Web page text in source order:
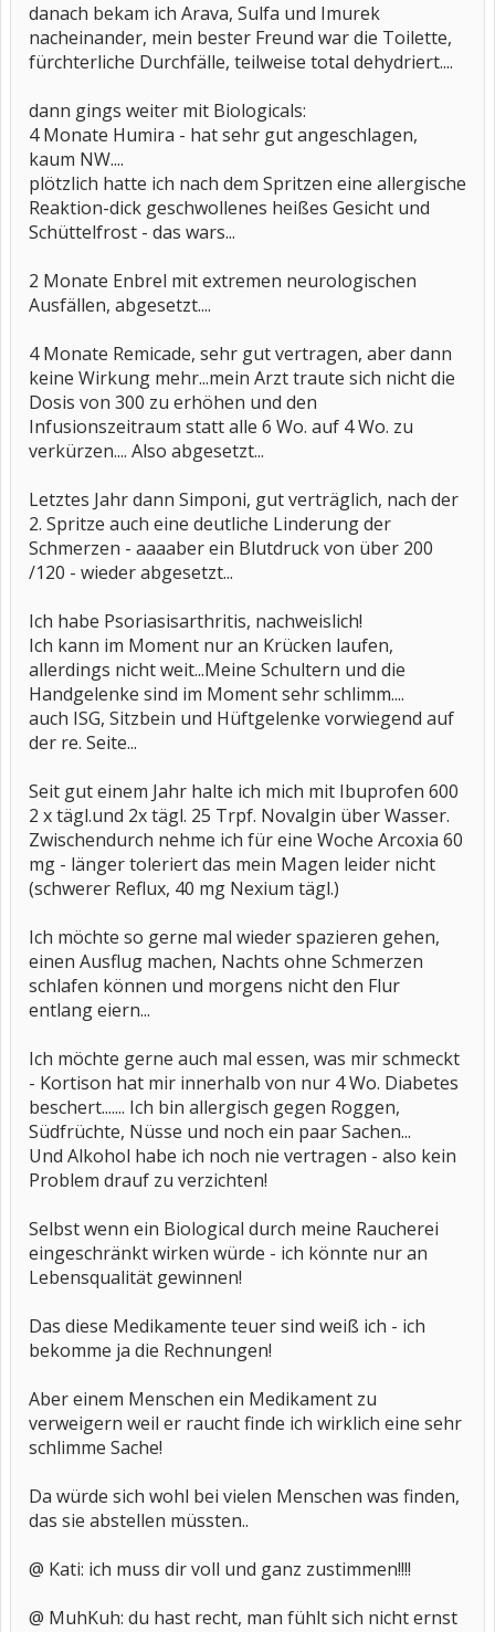
danach bekam ich Arava, Sulfa und Imurek
nacheinander, mein bester Freund war die Toilette,
fürchterliche Durchfälle, teilweise total dehydriert....
dann gings weiter mit Biologicals:
4 Monate Humira - hat sehr gut angeschlagen,
kaum NW....
plötzlich hatte ich nach dem Spritzen eine allergische
Reaktion-dick geschwollenes heißes Gesicht und
Schüttelfrost - das wars...
2 Monate Enbrel mit extremen neurologischen
Ausfällen, abgesetzt....
4 Monate Remicade, sehr gut vertragen, aber dann
keine Wirkung mehr...mein Arzt traute sich nicht die
Dosis von 300 zu erhöhen und den
Infusionszeitraum statt alle 6 Wo. auf 4 Wo. zu
verkürzen.... Also abgesetzt...
Letztes Jahr dann Simponi, gut verträglich, nach der
2. Spritze auch eine deutliche Linderung der
Schmerzen - aaaaber ein Blutdruck von über 200
/120 - wieder abgesetzt...
Ich habe Psoriasisarthritis, nachweislich!
Ich kann im Moment nur an Krücken laufen,
allerdings nicht weit...Meine Schultern und die
Handgelenke sind im Moment sehr schlimm....
auch ISG, Sitzbein und Hüftgelenke vorwiegend auf
der re. Seite...
Seit gut einem Jahr halte ich mich mit Ibuprofen 600
2 x tägl.und 2x tägl. 25 Trpf. Novalgin über Wasser.
Zwischendurch nehme ich für eine Woche Arcoxia 60
mg - länger toleriert das mein Magen leider nicht
(schwerer Reflux, 40 mg Nexium tägl.)
Ich möchte so gerne mal wieder spazieren gehen,
einen Ausflug machen, Nachts ohne Schmerzen
schlafen können und morgens nicht den Flur
entlang eiern...
Ich möchte gerne auch mal essen, was mir schmeckt
- Kortison hat mir innerhalb von nur 4 Wo. Diabetes
beschert....... Ich bin allergisch gegen Roggen,
Südfrüchte, Nüsse und noch ein paar Sachen...
Und Alkohol habe ich noch nie vertragen - also kein
Problem drauf zu verzichten!
Selbst wenn ein Biological durch meine Raucherei
eingeschränkt wirken würde - ich könnte nur an
Lebensqualität gewinnen!
Das diese Medikamente teuer sind weiß ich - ich
bekomme ja die Rechnungen!
Aber einem Menschen ein Medikament zu
verweigern weil er raucht finde ich wirklich eine sehr
schlimme Sache!
Da würde sich wohl bei vielen Menschen was finden,
das sie abstellen müssten..
@ Kati: ich muss dir voll und ganz zustimmen!!!!
@ MuhKuh: du hast recht, man fühlt sich nicht ernst